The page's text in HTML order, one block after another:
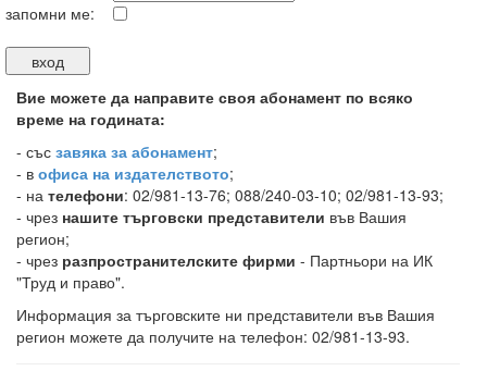
запомни ме:
Вие можете да направите своя абонамент по всяко
време на годината:
- със завяка за абонамент;
- в офиса на издателството;
- на телефони: 02/981-13-76; 088/240-03-10; 02/981-13-93;
- чрез нашите търговски представители във Вашия
регион;
- чрез разпространителските фирми - Партньори на ИК
"Труд и право".
Информация за търговските ни представители във Вашия
регион можете да получите на телефон: 02/981-13-93.